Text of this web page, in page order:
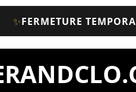
✨FERMETURE